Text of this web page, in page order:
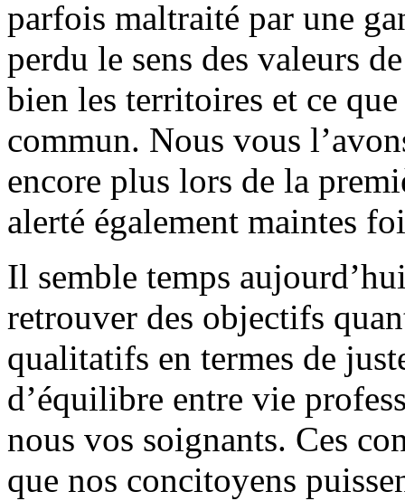
parfois maltraité par une
perdu le sens des valeurs
bien les territoires et ce
commun. Nous vous
encore plus lors de la
alerté également maintes
Il semble temps
retrouver des objectifs
qualitatifs en termes de
d’équilibre entre vie
nous vos soignants. Ces
que nos concitoyens